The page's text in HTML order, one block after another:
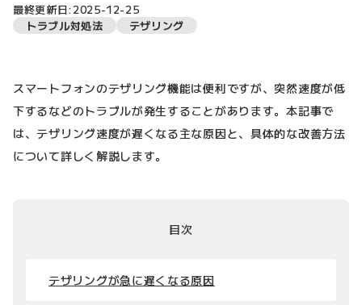
最終更新日:2025-12-25
トラブル対処法
テザリング
スマートフォンのテザリング機能は便利ですが、突然速度が低
下するなどのトラブルが発生することがあります。本記事で
は、テザリング速度が遅くなる主な原因と、具体的な改善方法
について詳しく解説します。
目次
テザリングが急に遅くなる原因